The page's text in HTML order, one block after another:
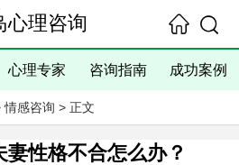
心理咨询
心理专家 咨询指南 成功案例
情感咨询 > 正文
性格不合怎么办？